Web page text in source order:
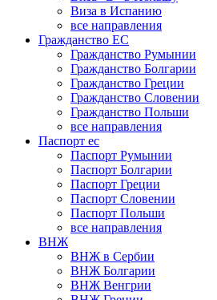
Виза в Испанию
все направления
Гражданство ЕС
Гражданство Румынии
Гражданство Болгарии
Гражданство Греции
Гражданство Словении
Гражданство Польши
все направления
Паспорт ес
Паспорт Румынии
Паспорт Болгарии
Паспорт Греции
Паспорт Словении
Паспорт Польши
все направления
ВНЖ
ВНЖ в Сербии
ВНЖ Болгарии
ВНЖ Венгрии